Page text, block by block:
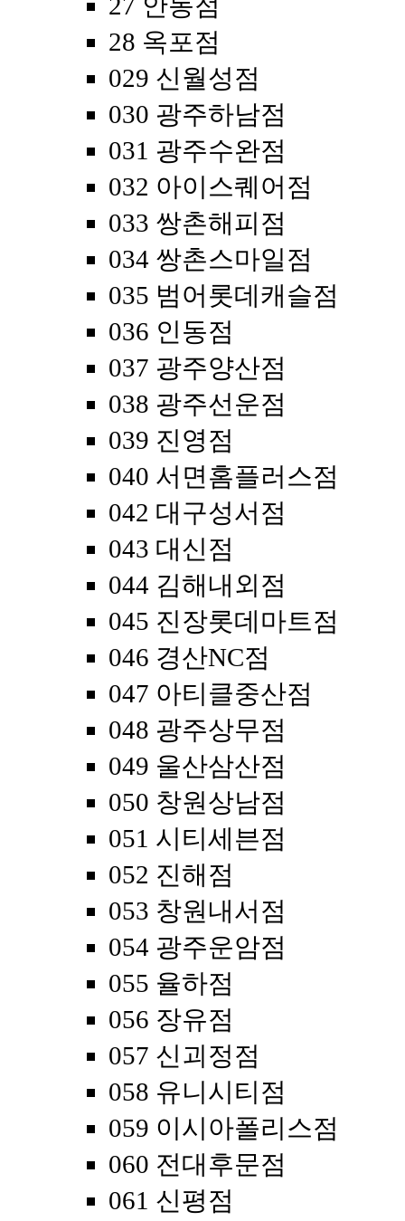
28 옥포점
029 신월성점
030 광주하남점
031 광주수완점
032 아이스퀘어점
033 쌍촌해피점
034 쌍촌스마일점
035 범어롯데캐슬점
036 인동점
037 광주양산점
038 광주선운점
039 진영점
040 서면홈플러스점
042 대구성서점
043 대신점
044 김해내외점
045 진장롯데마트점
046 경산NC점
047 아티클중산점
048 광주상무점
049 울산삼산점
050 창원상남점
051 시티세븐점
052 진해점
053 창원내서점
054 광주운암점
055 율하점
056 장유점
057 신괴정점
058 유니시티점
059 이시아폴리스점
060 전대후문점
061 신평점